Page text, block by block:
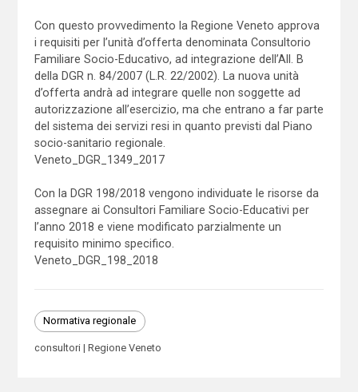
Con questo provvedimento la Regione Veneto approva
i requisiti per l’unità d’offerta denominata Consultorio
Familiare Socio-Educativo, ad integrazione dell’All. B
della DGR n. 84/2007 (L.R. 22/2002). La nuova unità
d’offerta andrà ad integrare quelle non soggette ad
autorizzazione all’esercizio, ma che entrano a far parte
del sistema dei servizi resi in quanto previsti dal Piano
socio-sanitario regionale.
Veneto_DGR_1349_2017
Con la DGR 198/2018 vengono individuate le risorse da
assegnare ai Consultori Familiare Socio-Educativi per
l’anno 2018 e viene modificato parzialmente un
requisito minimo specifico.
Veneto_DGR_198_2018
Normativa regionale
consultori Regione Veneto